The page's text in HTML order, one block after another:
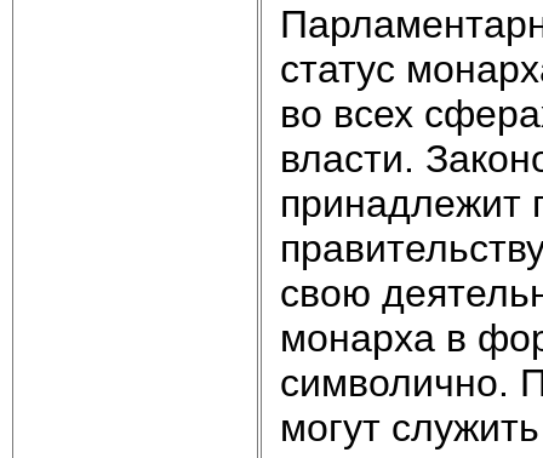
статус
во всех
власти.
принадлежит
свою
монарха в
симво­лично.
могут